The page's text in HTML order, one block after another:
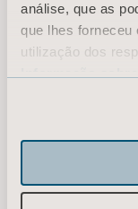
análise, que as
que lhes forneceu
utilização dos